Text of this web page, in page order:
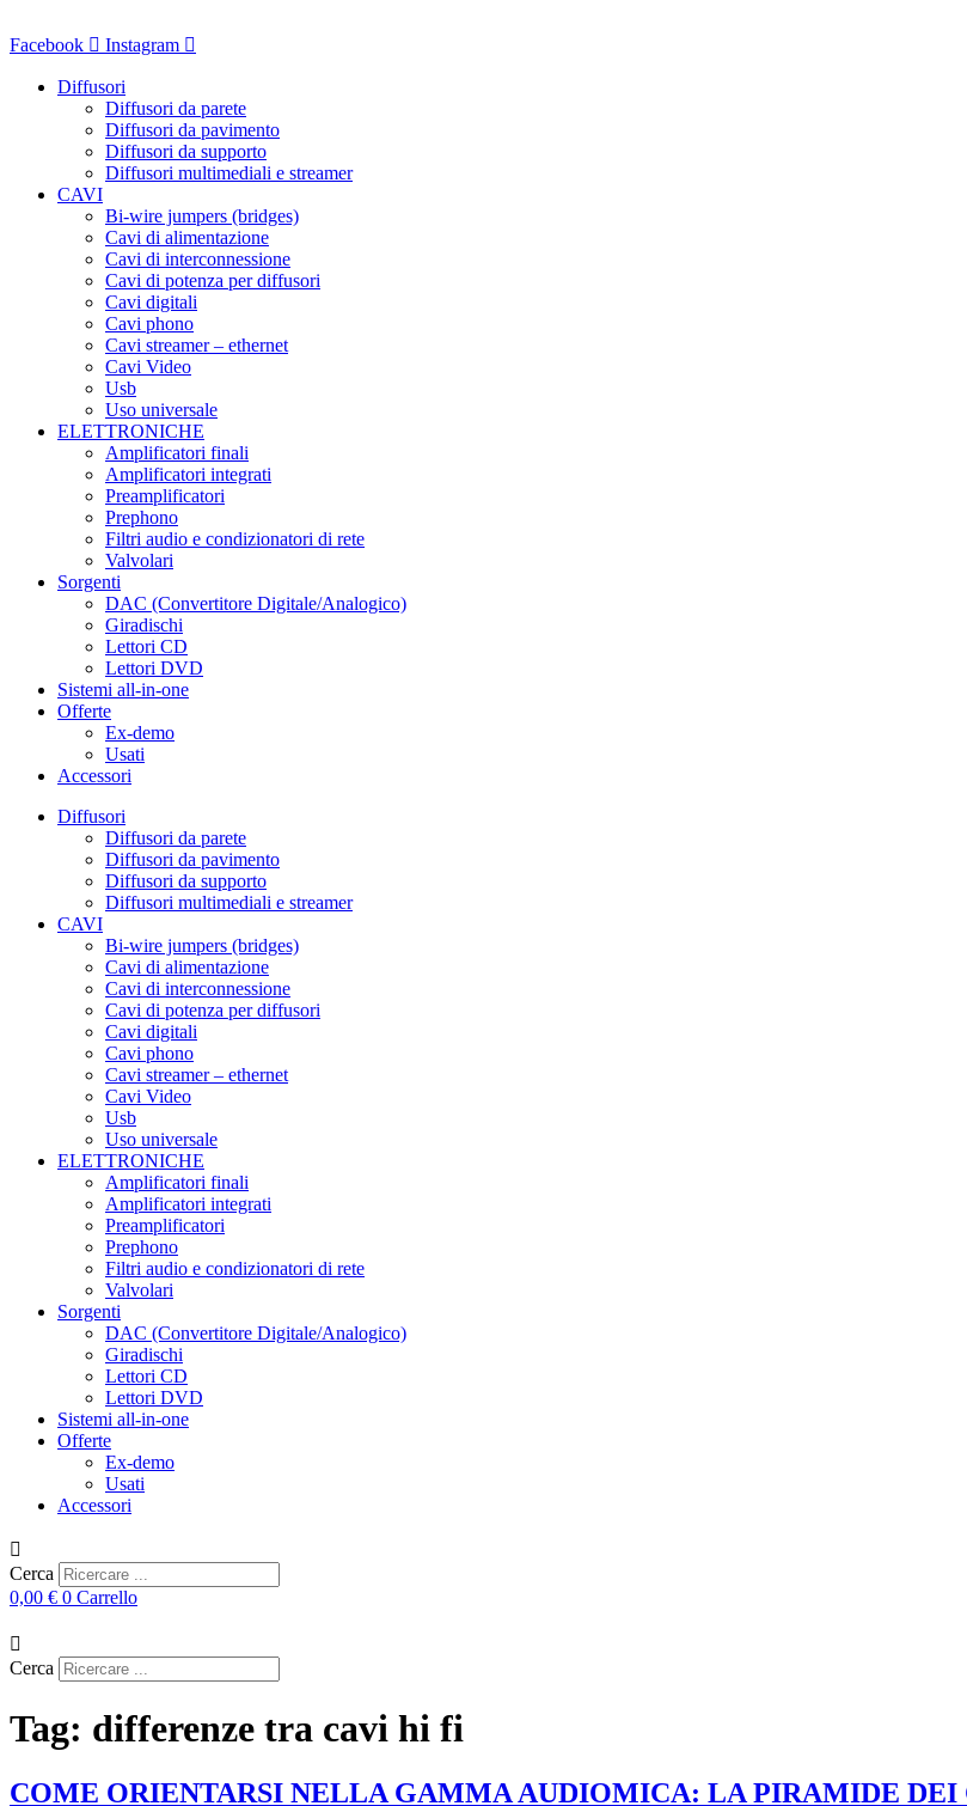
al
Facebook Instagram
Diffusori
Diffusori da parete
Diffusori da pavimento
Diffusori da supporto
Diffusori multimediali e streamer
CAVI
Bi-wire jumpers (bridges)
Cavi di alimentazione
Cavi di interconnessione
Cavi di potenza per diffusori
Cavi digitali
Cavi phono
Cavi streamer – ethernet
Cavi Video
Usb
Uso universale
ELETTRONICHE
Amplificatori finali
Amplificatori integrati
Preamplificatori
Prephono
Filtri audio e condizionatori di rete
Valvolari
Sorgenti
DAC (Convertitore Digitale/Analogico)
Giradischi
Lettori CD
Lettori DVD
Sistemi all-in-one
Offerte
Ex-demo
Usati
Accessori
Diffusori
Diffusori da parete
Diffusori da pavimento
Diffusori da supporto
Diffusori multimediali e streamer
CAVI
Bi-wire jumpers (bridges)
Cavi di alimentazione
Cavi di interconnessione
Cavi di potenza per diffusori
Cavi digitali
Cavi phono
Cavi streamer – ethernet
Cavi Video
Usb
Uso universale
ELETTRONICHE
Amplificatori finali
Amplificatori integrati
Preamplificatori
Prephono
Filtri audio e condizionatori di rete
Valvolari
Sorgenti
DAC (Convertitore Digitale/Analogico)
Giradischi
Lettori CD
Lettori DVD
Sistemi all-in-one
Offerte
Ex-demo
Usati
Accessori
Cerca
0,00 € 0 Carrello
Cerca
Tag: differenze tra cavi hi fi
COME ORIENTARSI NELLA GAMMA AUDIOMICA: LA PIRAMIDE